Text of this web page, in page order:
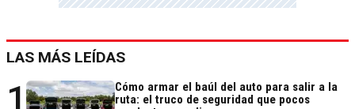
LAS MÁS LEÍDAS
1
Cómo armar el baúl del auto para salir a la
ruta: el truco de seguridad que pocos